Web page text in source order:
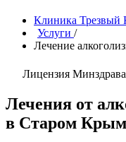
Клиника Трезвый
Услуги /
Лечение
Лицензия
Лечения от
в Старом